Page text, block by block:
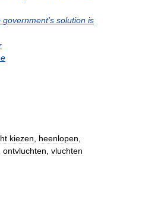
government's solution is
kiezen heenlopen
ontvluchten vluchten